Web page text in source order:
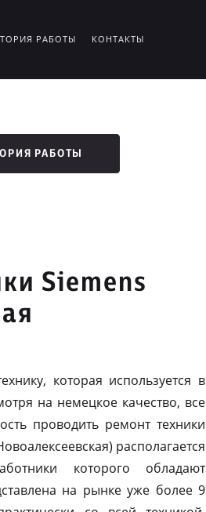
РАБОТЫ КОНТАКТЫ
РАБОТЫ
Siemens
которая используется в
на немецкое качество, все
проводить ремонт техники
располагается
которого обладают
на рынке уже более 9